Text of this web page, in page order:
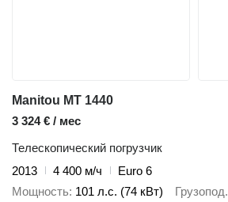
Manitou MT 1440
3 324 € / мес
Телескопический погрузчик
2013
4 400 м/ч
Euro 6
Мощность 101 л.с. (74 кВт) Грузопод.